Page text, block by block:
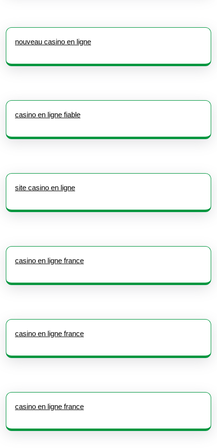
nouveau casino en ligne
casino en ligne fiable
site casino en ligne
casino en ligne france
casino en ligne france
casino en ligne france